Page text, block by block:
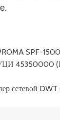
SPF-
УЦИ 45350000
сетевой